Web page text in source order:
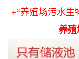
+“养殖场污水生
养殖